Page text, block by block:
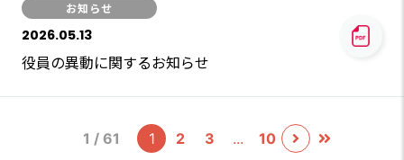
お知らせ
2026.05.13
役員の異動に関するお知らせ
1 / 61 1 2 3 10